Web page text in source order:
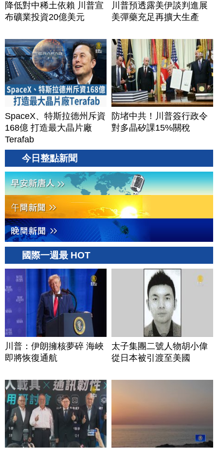
降低對中稀土依賴 川普宣
布礦業投資20億美元
川普預透露美伊談判進展
美彈藥充足再擴大生產
SpaceX、特斯拉德州斥資
168億 打造最大晶片廠
Terafab
防堵中共！川普簽行政令
對多晶矽課15%關稅
今日整點新聞
國際一週最 HOT
川普：伊朗擁核夢碎 海峽
即將恢復通航
太子集團二號人物胡小偉
從日本被引渡至美國